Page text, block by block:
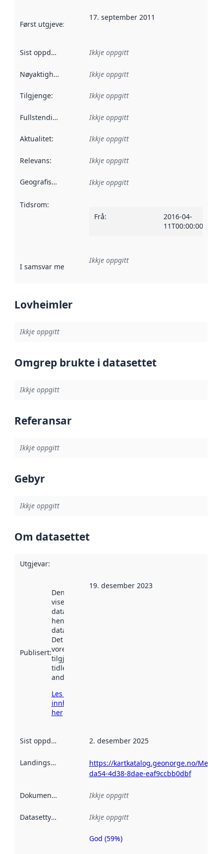
Først utgjeve: Denne datoen seier når dataa i dette
17. september 2011
Sist oppdatert Ikkje oppgitt
Nøyaktigheit Ikkje oppgitt
Tilgjenge: Ikkje oppgitt
Fullstendigheit Ikkje oppgitt
Aktualitet: Ikkje oppgitt
Relevans: Ikkje oppgitt
Geografisk område Ikkje oppgitt
Tidsrom:
Frå:
2016-04-
11T00:00:00Z
I samsvar med Referanse til ei implementeringsregel eller
Ikkje oppgitt
Lovheimler
Ikkje oppgitt
Omgrep brukte i datasettet
Ikkje oppgitt
Referansar
Ikkje oppgitt
Gebyr
Ikkje oppgitt
Om datasettet
Utgjevar:
Publisert:
Denne datoen
viser når
datasettet vart
henta inn av
data.norge.no.
Det kan ha
vore
tilgjengeleg
tidlegare
andre stader.
Les meir om
innhenting
her
19. desember 2023
Sist oppdatert 2. desember 2025
Landingsside
https://kartkatalog.geonorge.no/
da54-4d38-8dae-eaf9ccbb0dbf
Dokumentasjon Ikkje oppgitt
Datasettype Ikkje oppgitt
Metadatakvalitet
God (59%)